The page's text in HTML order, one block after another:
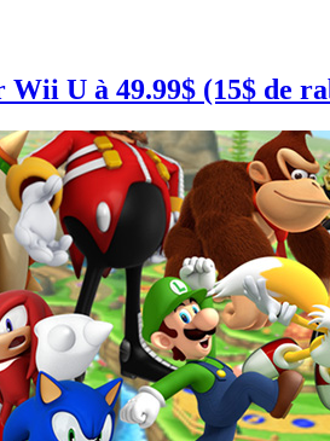
U à 49.99$ (15$ de